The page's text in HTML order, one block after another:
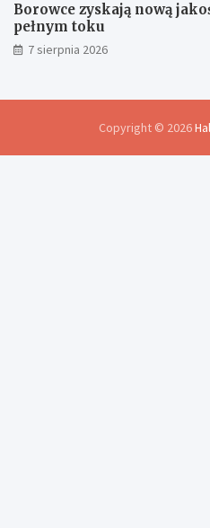
Borowce zyskają nową
pełnym toku
7 sierpnia 2026
Copyright © 2026